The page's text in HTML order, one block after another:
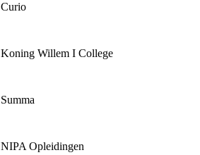
Curio
Koning Willem I College
Summa
NIPA Opleidingen